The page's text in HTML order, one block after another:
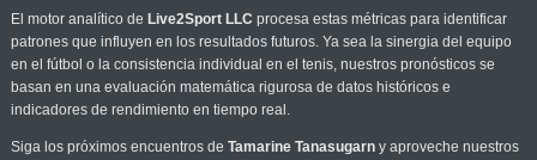
El motor analítico de Live2Sport LLC procesa estas métricas para identificar
patrones que influyen en los resultados futuros. Ya sea la sinergia del equipo
en el fútbol o la consistencia individual en el tenis, nuestros pronósticos se
basan en una evaluación matemática rigurosa de datos históricos e
indicadores de rendimiento en tiempo real.
Siga los próximos encuentros de Tamarine Tanasugarny aproveche nuestros